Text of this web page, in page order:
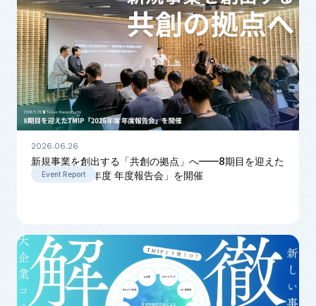
2026.06.26
新規事業を創出する「共創の拠点」へ——8期目を迎えた
TMIP「2026年度 年度報告会」を開催
Event Report